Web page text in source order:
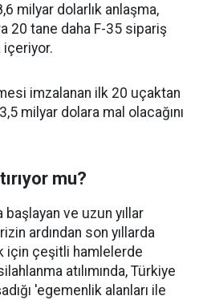
milyar dolarlık anlaşma,
20 tane daha F-35 sipariş
imzalanan ilk 20 uçaktan
milyar dolara mal olacağını
mu?
başlayan ve uzun yıllar
ardından son yıllarda
için çeşitli hamlelerde
atılımında, Türkiye
'egemenlik alanları ile